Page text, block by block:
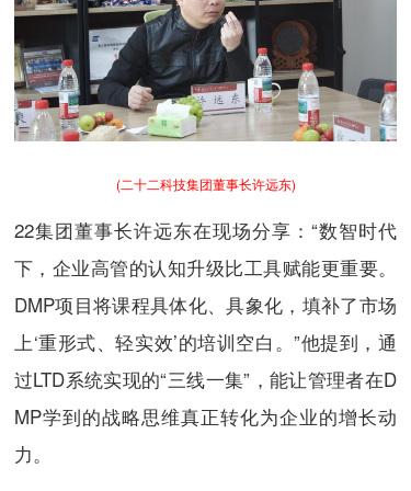
(二十二科技集团董事长许远东)
22集团董事长许远东在现场分享：“数智时代
下，企业高管的认知升级比工具赋能更重要。
DMP项目将课程具体化、具象化，填补了市场
上‘重形式、轻实效’的培训空白。”他提到，通
过LTD系统实现的“三线一集”，能让管理者在D
MP学到的战略思维真正转化为企业的增长动
力。